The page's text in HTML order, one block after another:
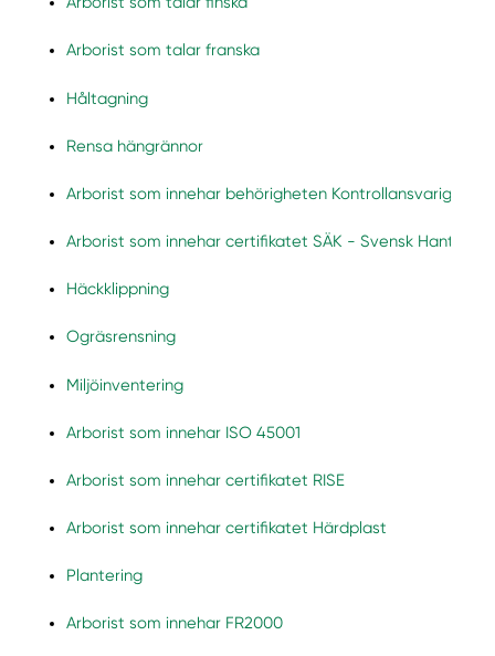
Arborist som talar franska
Håltagning
Rensa hängrännor
Arborist som innehar behörigheten Kontrollansvarig
Arborist som innehar certifikatet SÄK - Svensk
Häckklippning
Ogräsrensning
Miljöinventering
Arborist som innehar ISO 45001
Arborist som innehar certifikatet RISE
Arborist som innehar certifikatet Härdplast
Plantering
Arborist som innehar FR2000